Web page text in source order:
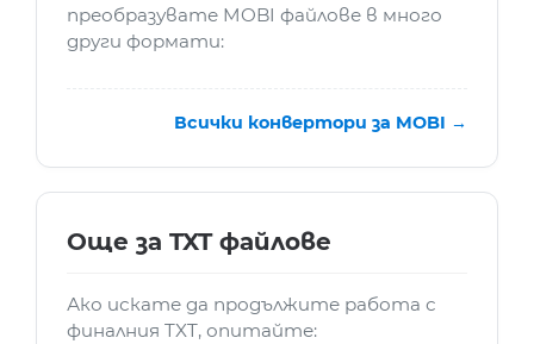
преобразувате MOBI файлове в много
други формати:
Всички конвертори за MOBI →
Още за TXT файлове
Ако искате да продължите работа с
финалния TXT, опитайте: